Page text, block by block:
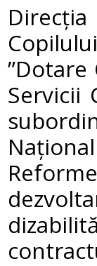
Servicii